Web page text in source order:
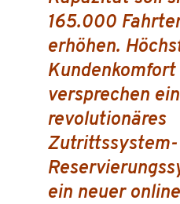
165.000
erhöhen.
Kundenkomfort
versprechen ein
revolutionäres
ein neuer